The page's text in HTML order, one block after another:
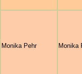
Monika Pehr Monika